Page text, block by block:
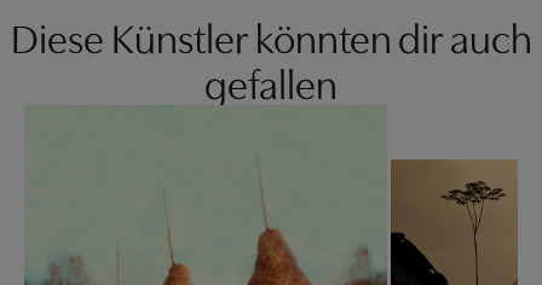
Diese Künstler könnten dir auch
gefallen